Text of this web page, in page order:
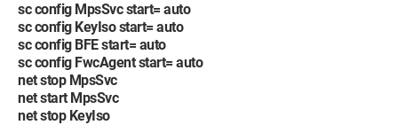
sc config MpsSvc start= auto
sc config KeyIso start= auto
sc config BFE start= auto
sc config FwcAgent start= auto
net stop MpsSvc
net start MpsSvc
net stop KeyIso